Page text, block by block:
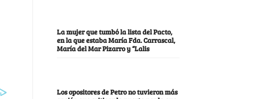
La mujer que tumbó la lista del Pacto,
en la que estaba María Fda. Carrascal,
María del Mar Pizarro y “Lalis
Los opositores de Petro no tuvieron más